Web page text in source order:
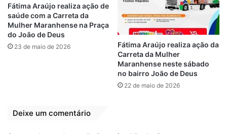
Calendário Oficial
– Por fim, o Projeto de
Lei nº 190/24 institui o Dia Municipal da
Apraxia de Fala na Infância (AFI) no dia 14
de maio no município de São Luís. Segundo
a parlamentar, a data visa aumentar a
conscientização sobre essa condição –
dos movimentos da fala nas crianças, o que
Fátima Araújo realiza ação de
saúde com a Carreta da
Mulher Maranhense na Praça
do João de Deus
23 de maio de 2026
Fátima Araújo realiza ação da
Carreta da Mulher
Maranhense neste sábado
no bairro João de Deus
22 de maio de 2026
Deixe um comentário